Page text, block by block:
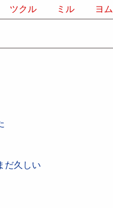
ツクル ミル ヨム
だ久しい